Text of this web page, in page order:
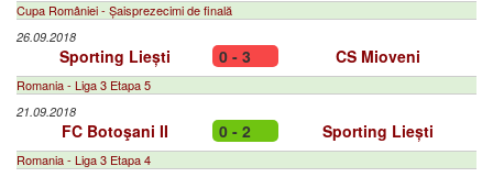
Cupa României - Șaisprezecimi de finală
26.09.2018
Sporting Liești 0 - 3 CS Mioveni
Romania - Liga 3 Etapa 5
21.09.2018
FC Botoşani II 0 - 2 Sporting Liești
Romania - Liga 3 Etapa 4